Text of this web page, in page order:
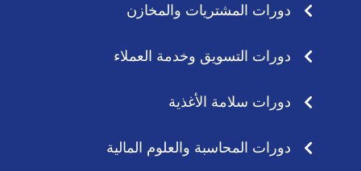
دورات المشتريات والمخازن
دورات التسويق وخدمة العملاء
دورات سلامة الأغذية
دورات المحاسبة والعلوم المالية